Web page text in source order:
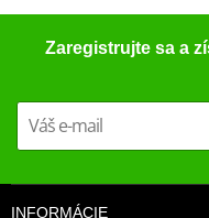
Thickness (mm)
(mm)
Number of holes
(mm)
ml
Zaregistrujte sa a
INFORMÁCIE